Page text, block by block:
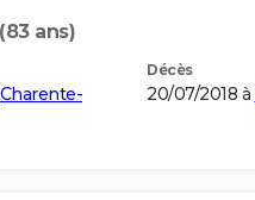
(83 ans)
Charente-
Décès
20/07/2018 à